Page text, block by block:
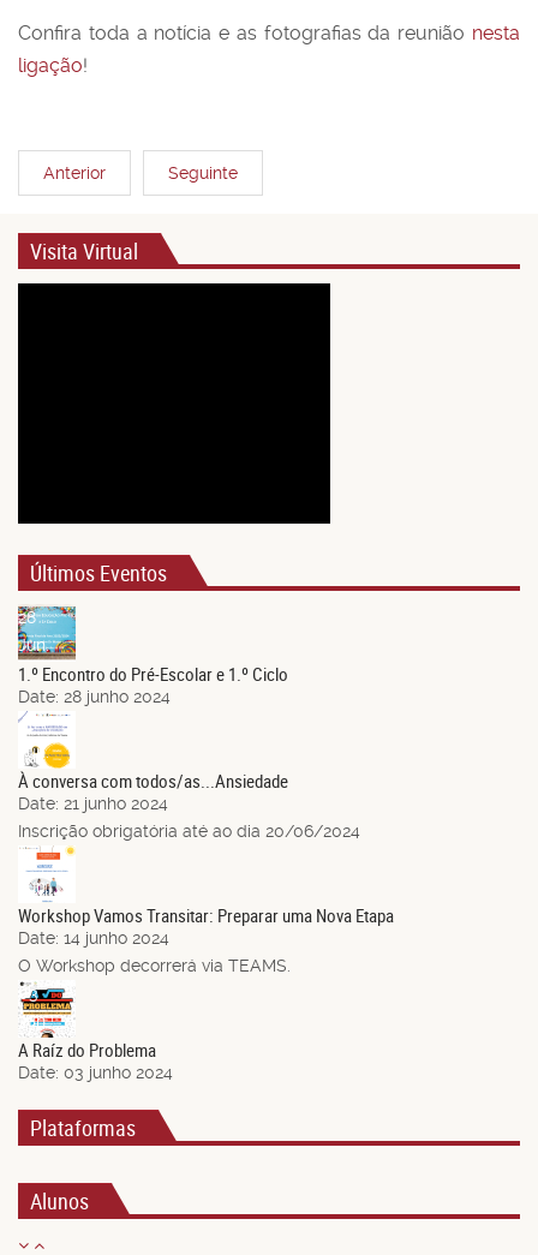
Confira toda a notícia e as fotografias da reunião nesta
ligação!
Anterior Seguinte
Visita Virtual
Últimos Eventos
28
Jun.
1.º Encontro do Pré-Escolar e 1.º Ciclo
Date: 28 junho 2024
21
Jun.
À conversa com todos/as...Ansiedade
Date: 21 junho 2024
Inscrição obrigatória até ao dia 20/06/2024
Jun.
Workshop Vamos Transitar: Preparar uma Nova Etapa
Date: 14 junho 2024
O Workshop decorrerá via TEAMS.
03
Jun.
A Raíz do Problema
Date: 03 junho 2024
Plataformas
Alunos